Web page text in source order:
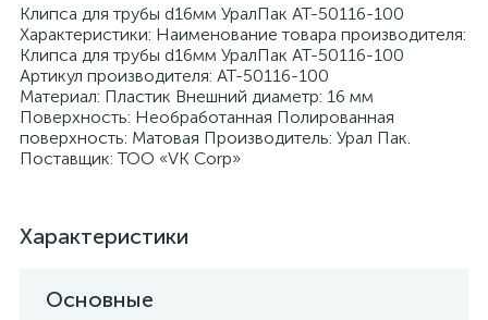
Клипса для трубы d16мм УралПак АТ-50116-100
Характеристики: Наименование товара производителя:
Клипса для трубы d16мм УралПак АТ-50116-100
Артикул производителя: АТ-50116-100
Материал: Пластик Внешний диаметр: 16 мм
Поверхность: Необработанная Полированная
поверхность: Матовая Производитель: Урал Пак.
Поставщик: ТОО «VK Corp»
Характеристики
Основные